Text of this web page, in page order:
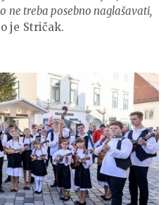
ne treba posebno naglašavati,
je Stričak.